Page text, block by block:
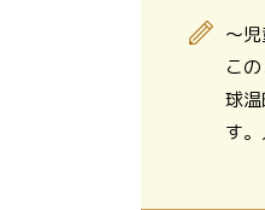
～
こ
球
す